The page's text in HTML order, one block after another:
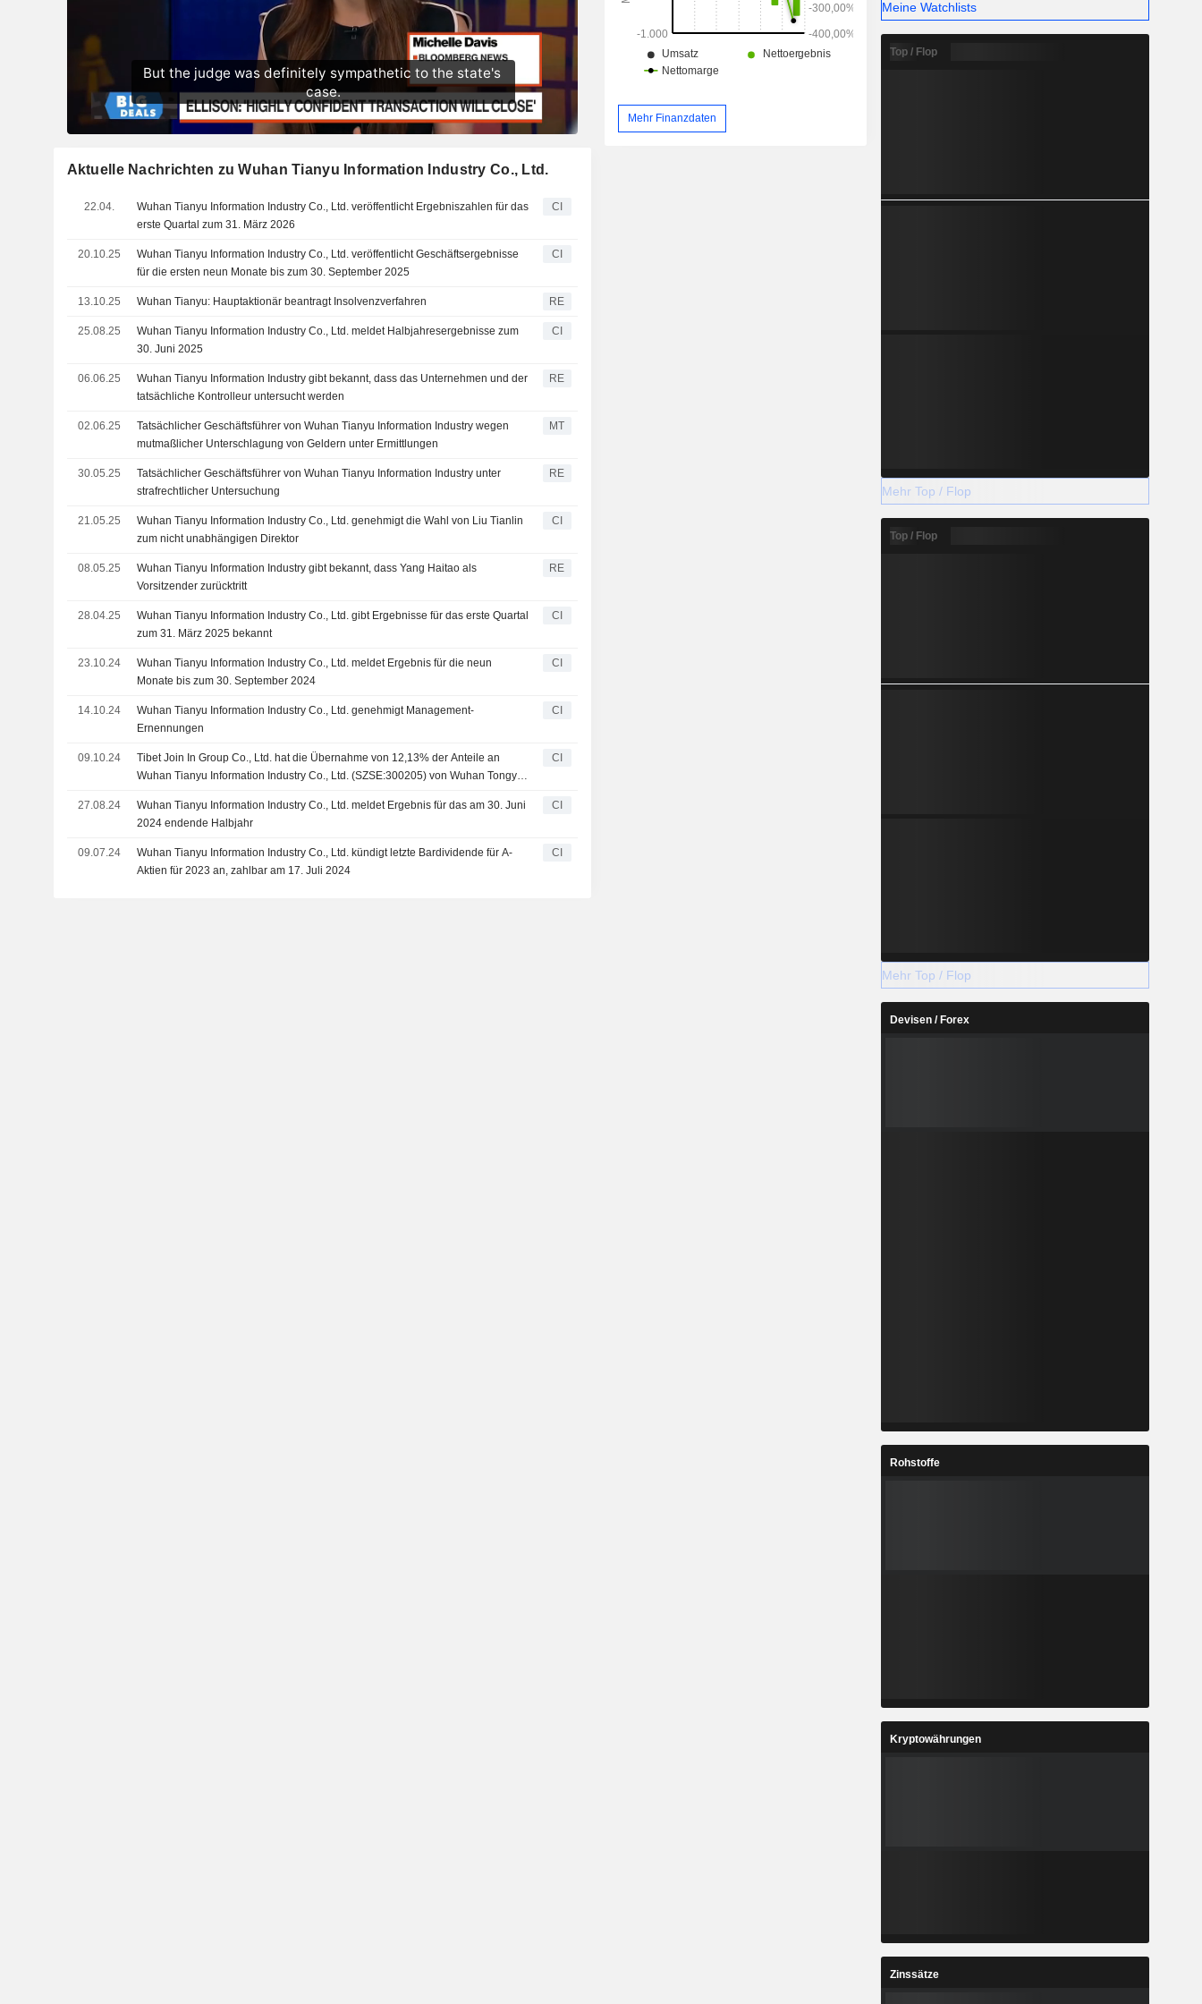
Aktuelle Nachrichten zu Wuhan Tianyu Information Industry Co., Ltd.
22.04.
Wuhan Tianyu Information Industry Co., Ltd. veröffentlicht Ergebniszahlen für das
erste Quartal zum 31. März 2026
CI
20.10.25
Wuhan Tianyu Information Industry Co., Ltd. veröffentlicht Geschäftsergebnisse
für die ersten neun Monate bis zum 30. September 2025
CI
13.10.25 Wuhan Tianyu: Hauptaktionär beantragt Insolvenzverfahren RE
25.08.25
Wuhan Tianyu Information Industry Co., Ltd. meldet Halbjahresergebnisse zum
30. Juni 2025
CI
06.06.25
Wuhan Tianyu Information Industry gibt bekannt, dass das Unternehmen und der
tatsächliche Kontrolleur untersucht werden
RE
02.06.25
Tatsächlicher Geschäftsführer von Wuhan Tianyu Information Industry wegen
mutmaßlicher Unterschlagung von Geldern unter Ermittlungen
MT
30.05.25
Tatsächlicher Geschäftsführer von Wuhan Tianyu Information Industry unter
strafrechtlicher Untersuchung
RE
21.05.25
Wuhan Tianyu Information Industry Co., Ltd. genehmigt die Wahl von Liu Tianlin
zum nicht unabhängigen Direktor
CI
08.05.25
Wuhan Tianyu Information Industry gibt bekannt, dass Yang Haitao als
Vorsitzender zurücktritt
RE
28.04.25
Wuhan Tianyu Information Industry Co., Ltd. gibt Ergebnisse für das erste Quartal
zum 31. März 2025 bekannt
CI
23.10.24
Wuhan Tianyu Information Industry Co., Ltd. meldet Ergebnis für die neun
Monate bis zum 30. September 2024
CI
14.10.24
Wuhan Tianyu Information Industry Co., Ltd. genehmigt Management-
Ernennungen
CI
09.10.24
Tibet Join In Group Co., Ltd. hat die Übernahme von 12,13% der Anteile an
Wuhan Tianyu Information Industry Co., Ltd. (SZSE:300205) von Wuhan Tongyu
Equity Investment Co., Ltd. verwaltet wird.
CI
27.08.24
Wuhan Tianyu Information Industry Co., Ltd. meldet Ergebnis für das am 30. Juni
2024 endende Halbjahr
CI
09.07.24
Wuhan Tianyu Information Industry Co., Ltd. kündigt letzte Bardividende für A-
Aktien für 2023 an, zahlbar am 17. Juli 2024
CI
Mehr Finanzdaten
Meine Watchlists
Top / Flop
Mehr Top / Flop
Top / Flop
Mehr Top / Flop
Devisen / Forex
Rohstoffe
Kryptowährungen
Zinssätze